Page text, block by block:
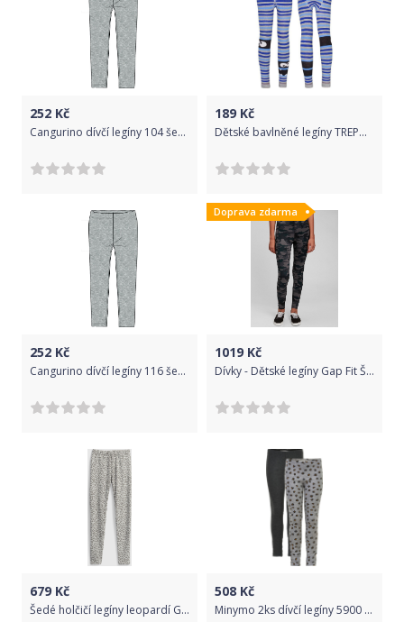
252 Kč
Cangurino dívčí legíny 104 šedá
189 Kč
Dětské bavlněné legíny TREPON STRAŠÍK Šedé Velikost: 122-128
252 Kč
Cangurino dívčí legíny 116 šedá
Doprava zdarma
1019 Kč
Dívky - Dětské legíny Gap Fit Šedá - 140
679 Kč
Šedé holčičí legíny leopardí GAP - 98-110
508 Kč
Minymo 2ks dívčí legíny 5900 - 131 Velikost: 134